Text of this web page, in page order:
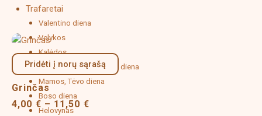
Trafaretai
Valentino diena
Velykos
Kalėdos
Rugsėjo 1-oji, Mokytojų diena
Mamos, Tėvo diena
Boso diena
Helovynas
page
Pridėti į norų sąrašą
Grinčas
4,00 € – 11,50 €
4,00 €
through
11,50 €
product
has